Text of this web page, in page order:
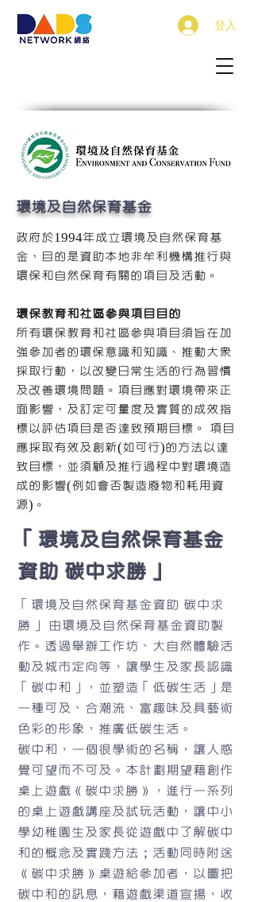
登入
環境及自然保育基金
政府於1994年成立環境及自然保育基
金，目的是資助本地非牟利機構推行與
環保和自然保育有關的項目及活動。
環保教育和社區參與項目目的
所有環保教育和社區參與項目須旨在加
強參加者的環保意識和知識、推動大眾
採取行動，以改變日常生活的行為習慣
及改善環境問題。項目應對環境帶來正
面影響，及訂定可量度及實質的成效指
標以評估項目是否達致預期目標。 項目
應採取有效及創新(如可行)的方法以達
致目標，並須顧及推行過程中對環境造
成的影響(例如會否製造廢物和耗用資
源)。
「環境及自然保育基金
資助 碳中求勝」
「環境及自然保育基金資助 碳中求
勝」 由環境及自然保育基金資助製
作。透過舉辦工作坊、大自然體驗活
動及城市定向等，讓學生及家長認識
「碳中和」，並塑造「低碳生活」是
一種可及、合潮流、富趣味及具藝術
色彩的形象，推廣低碳生活。
碳中和，一個很學術的名稱，讓人感
覺可望而不可及。本計劃期望藉創作
桌上遊戲《碳中求勝》，進行一系列
的桌上遊戲講座及試玩活動，讓中小
學幼稚園生及家長從遊戲中了解碳中
和的概念及實踐方法；活動同時附送
《碳中求勝》桌遊給參加者，以圖把
碳中和的訊息，藉遊戲渠道宣揚，收